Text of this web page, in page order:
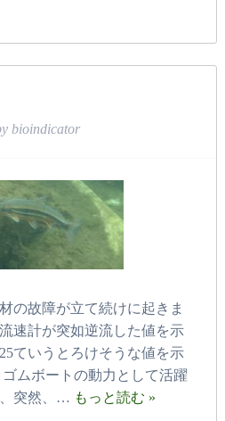
bioindicator
の故障が立て続けに起きま
速計が突如逆流した値を示
ていうとろけそうな値を示
ムボートの動力として活躍
突然、… もっと読む »